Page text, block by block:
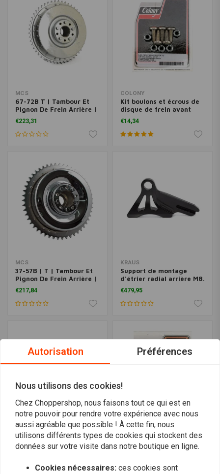
MCS
67-72B T | Tambour Et
Pignon De Frein Arrière |
Chrome
€223,31
COLONY
Kit boulons et écrous de
disque de frein avant
plat Torx Zinc 84-20 BT,
XL
€14,34
MCS
37-57B | T | Tambour Et
Pignon De Frein Arrière |
Chrome
€217,84
KRAUS
Support de montage
d'étrier radial arrière M8.
Noir
€479,95
KRAUS
Support d'étrier arrière
radical Touring 00-23.
COLONY
Jeu de vis de disque de
frein arrière avec tête
FLT); 79-96 XL
Autorisation Préférences
Nous utilisons des cookies!
Chez Choppershop, nous faisons tout ce qui est en
notre pouvoir pour rendre votre expérience avec nous
aussi agréable que possible ! À cette fin, nous
utilisons différents types de cookies qui stockent des
données sur votre visite dans notre boutique en ligne.
Cookies nécessaires: ces cookies sont